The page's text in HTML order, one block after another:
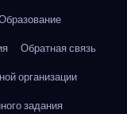
Обратная связь
организации
задания